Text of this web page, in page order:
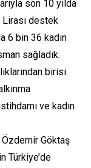
son 10 yılda
destek
6 bin 36 kadın
sağladık.
birisi
ve kadın
Göktaş
Türkiye’de